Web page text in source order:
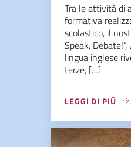
Tra le attività di
formativa
scolastico, il
Speak,
lingua inglese
terze, […]
LEGGI DI PIÙ